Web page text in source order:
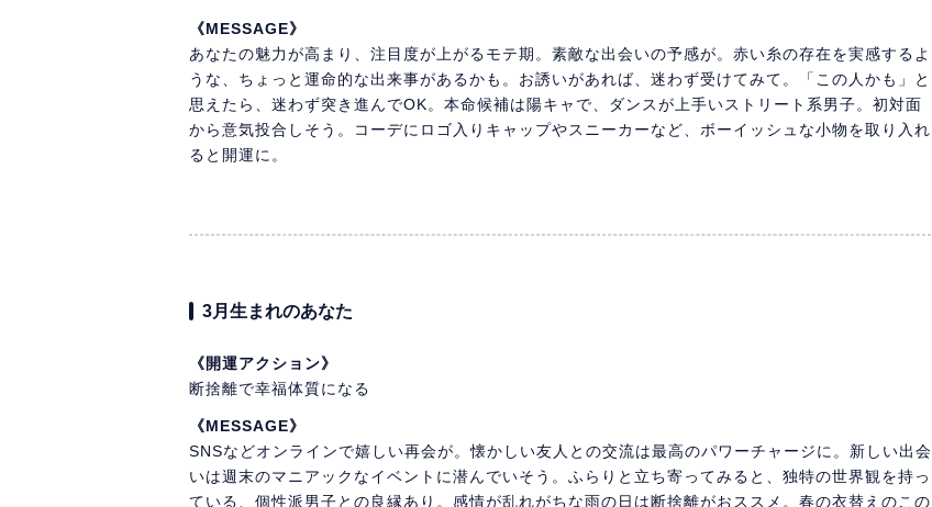
《MESSAGE》
あなたの魅力が高まり、注目度が上がるモテ期。素敵な出会いの予感が。赤い糸の存在を実感するよ
うな、ちょっと運命的な出来事があるかも。お誘いがあれば、迷わず受けてみて。「この人かも」と
思えたら、迷わず突き進んでOK。本命候補は陽キャで、ダンスが上手いストリート系男子。初対面
から意気投合しそう。コーデにロゴ入りキャップやスニーカーなど、ボーイッシュな小物を取り入れ
ると開運に。
3月生まれのあなた
《開運アクション》
断捨離で幸福体質になる
《MESSAGE》
SNSなどオンラインで嬉しい再会が。懐かしい友人との交流は最高のパワーチャージに。新しい出会
いは週末のマニアックなイベントに潜んでいそう。ふらりと立ち寄ってみると、独特の世界観を持っ
ている、個性派男子との良縁あり。感情が乱れがちな雨の日は断捨離がおススメ。春の衣替えのこの